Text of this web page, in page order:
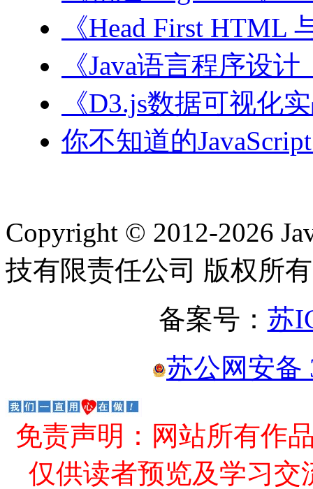
《Head First HTML
《Java语言程序设
《D3.js数据可视化
你不知道的
Copyright © 2012-2026
技有限责任公司 版权所有
备案号： 苏
苏公网安备
免责声明：网站所有作
仅供读者预览及学习交